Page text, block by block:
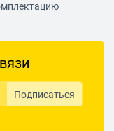
Подписаться